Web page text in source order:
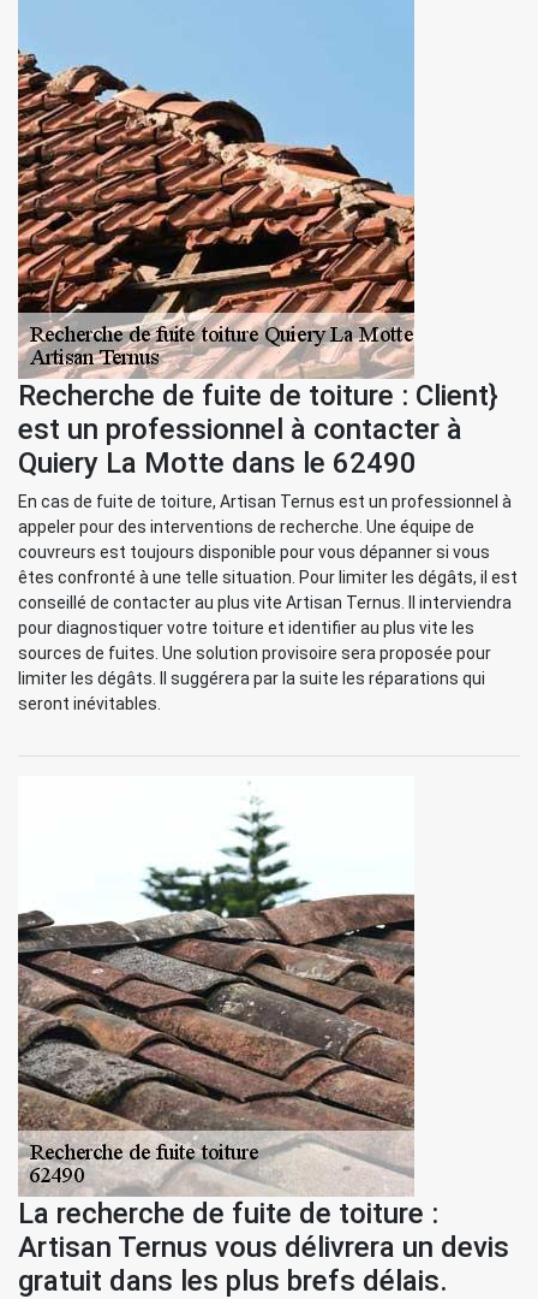
Recherche de fuite de toiture : Client}
est un professionnel à contacter à
Quiery La Motte dans le 62490
En cas de fuite de toiture, Artisan Ternus est un professionnel à
appeler pour des interventions de recherche. Une équipe de
couvreurs est toujours disponible pour vous dépanner si vous
êtes confronté à une telle situation. Pour limiter les dégâts, il est
conseillé de contacter au plus vite Artisan Ternus. Il interviendra
pour diagnostiquer votre toiture et identifier au plus vite les
sources de fuites. Une solution provisoire sera proposée pour
limiter les dégâts. Il suggérera par la suite les réparations qui
seront inévitables.
La recherche de fuite de toiture :
Artisan Ternus vous délivrera un devis
gratuit dans les plus brefs délais.